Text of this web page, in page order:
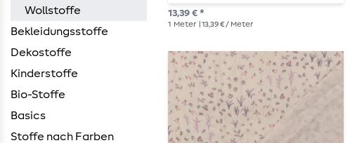
Wollstoffe
Bekleidungsstoffe
Dekostoffe
Kinderstoffe
Bio-Stoffe
Basics
Stoffe nach Farben
13,39 € *
1 Meter | 13,39 € / Meter